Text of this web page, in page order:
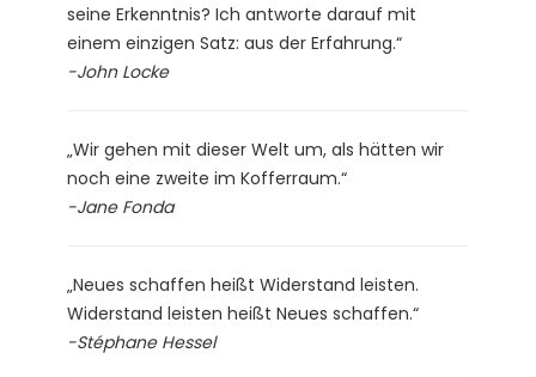
seine Erkenntnis? Ich antworte darauf mit
einem einzigen Satz: aus der Erfahrung.“
-John Locke
„Wir gehen mit dieser Welt um, als hätten wir
noch eine zweite im Kofferraum.“
-Jane Fonda
„Neues schaffen heißt Widerstand leisten.
Widerstand leisten heißt Neues schaffen.“
-Stéphane Hessel